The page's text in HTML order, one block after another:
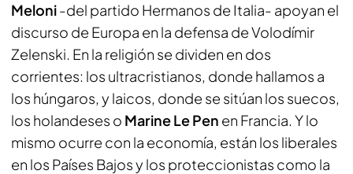
Meloni-del partido Hermanos de Italia- apoyan el
discurso de Europa en la defensa de Volodímir
Zelenski. En la religión se dividen en dos
corrientes: los ultracristianos, donde hallamos a
los húngaros, y laicos, donde se sitúan los suecos,
los holandeses o Marine Le Pen en Francia. Y lo
mismo ocurre con la economía, están los liberales
en los Países Bajos y los proteccionistas como la